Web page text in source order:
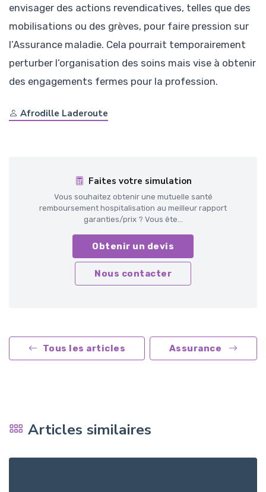
envisager des actions revendicatives, telles que des
mobilisations ou des grèves, pour faire pression sur
l’Assurance maladie. Cela pourrait temporairement
perturber l’organisation des soins mais vise à obtenir
des engagements fermes pour la profession.
Afrodille Laderoute
Faites votre simulation
Vous souhaitez obtenir une mutuelle santé
remboursement hospitalisation au meilleur rapport
garanties/prix ? Vous ête...
Obtenir un devis
Nous contacter
Tous les articles Assurance
Articles similaires